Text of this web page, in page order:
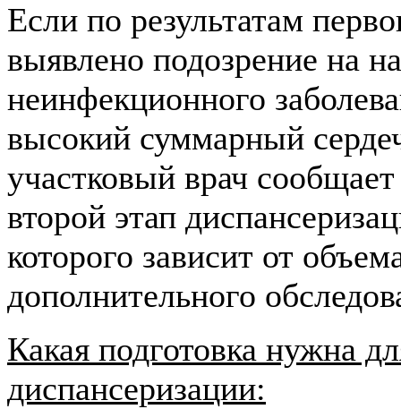
Если по результатам
выявлено подозрение на
неинфекционного
высокий суммарный
участковый врач
второй этап
которого зависит от
дополнительного
Какая подготовка нужна
диспансеризации: